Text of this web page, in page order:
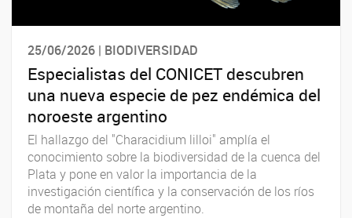
25/06/2026 | BIODIVERSIDAD
Especialistas del CONICET descubren
una nueva especie de pez endémica del
noroeste argentino
El hallazgo del "Characidium lilloi" amplía el
conocimiento sobre la biodiversidad de la cuenca del
Plata y pone en valor la importancia de la
investigación científica y la conservación de los ríos
de montaña del norte argentino.